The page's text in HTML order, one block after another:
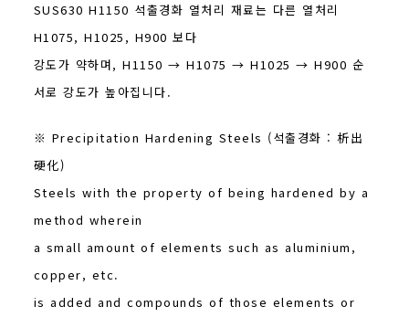
SUS630 H1150 석출경화 열처리 재료는 다른 열처리
H1075, H1025, H900 보다
강도가 약하며, H1150 → H1075 → H1025 → H900 순
서로 강도가 높아집니다.
※ Precipitation Hardening Steels (석출경화 : 析出
硬化)
Steels with the property of being hardened by a
method wherein
a small amount of elements such as aluminium,
copper, etc.
is added and compounds of those elements or